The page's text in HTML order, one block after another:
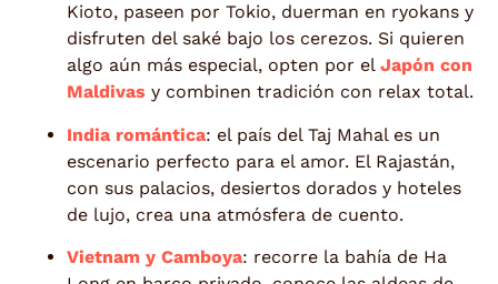
Kioto, paseen por Tokio, duerman en ryokans y
disfruten del saké bajo los cerezos. Si quieren
algo aún más especial, opten por el Japón con
Maldivas y combinen tradición con relax total.
India romántica: el país del Taj Mahal es un
escenario perfecto para el amor. El Rajastán,
con sus palacios, desiertos dorados y hoteles
de lujo, crea una atmósfera de cuento.
Vietnam y Camboya: recorre la bahía de Ha